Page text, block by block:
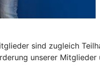
sind zugleich
unserer